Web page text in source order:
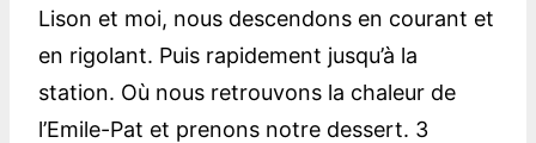
Lison et moi, nous descendons en courant et
en rigolant. Puis rapidement jusqu’à la
station. Où nous retrouvons la chaleur de
l’Emile-Pat et prenons notre dessert. 3